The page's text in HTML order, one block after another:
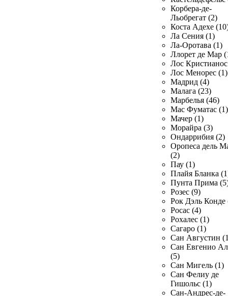
Корбера-де-
Льобрегат (2)
Коста Адехе
Ла Сения (1)
Ла-Оротава (1)
Ллорет де Мар
Лос
Лос Менорес (1)
Мадрид (4)
Малага (23)
Марбелья (46)
Мас Фуматас (1)
Мачер (1)
Морайра (3)
Ондаррибия (2)
Оропеса дель
(2)
Пау (1)
Плайя Бланка
Пунта Прима
Розес (9)
Рок Дэль Конде
Росас (4)
Рохалес (1)
Сагаро (1)
Сан Августин
Сан Евгенио
(5)
Сан Мигель (1)
Сан Фелиу де
Гишольс (1)
Сан-Андрес-де-